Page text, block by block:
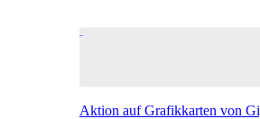
Aktion auf Grafikkarten von